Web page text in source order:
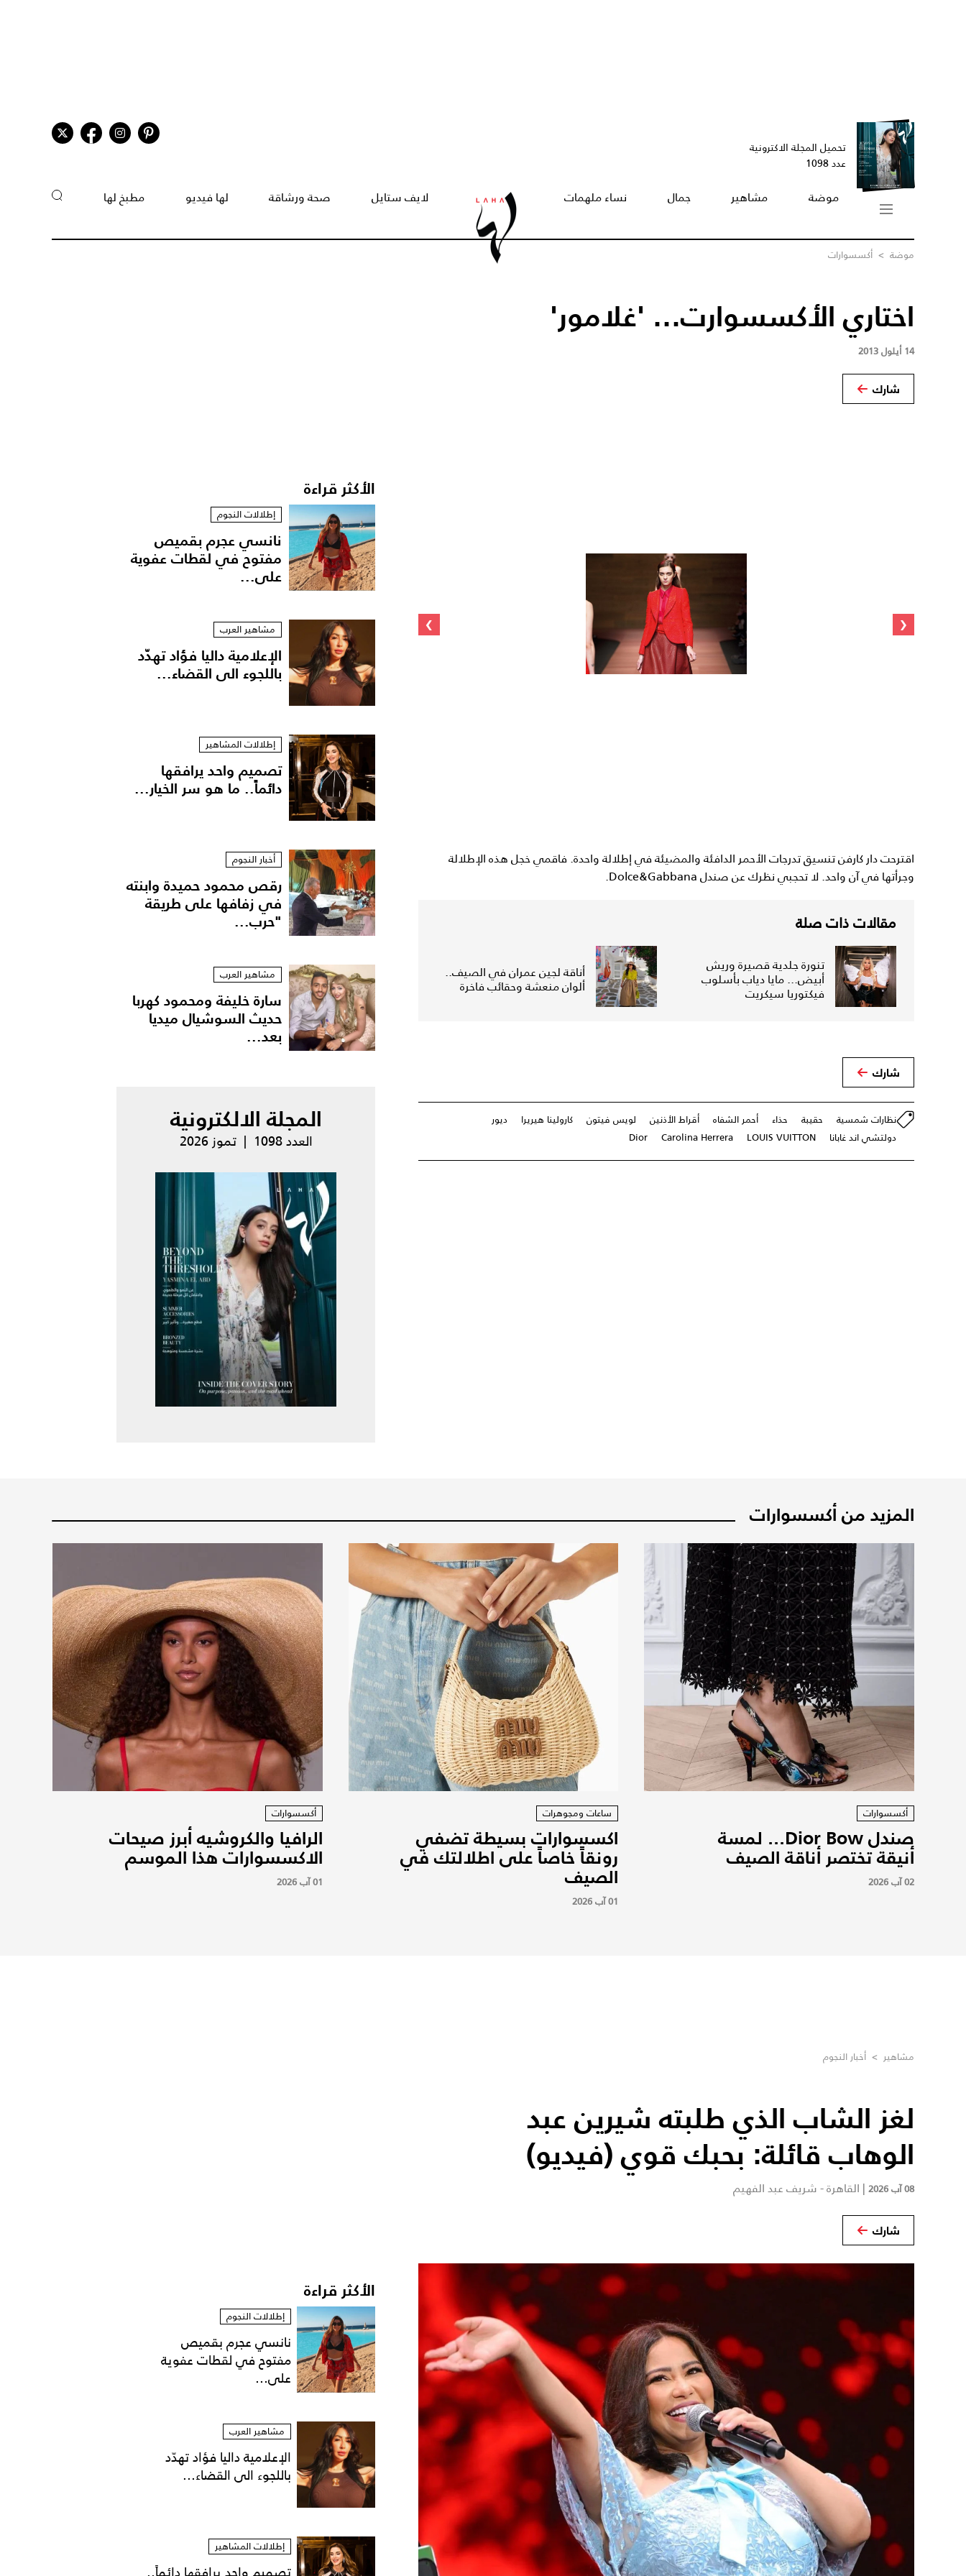
تحميل المجلة الاكترونية
عدد 1098
موضة مشاهير جمال نساء ملهمات لايف ستايل صحة ورشاقة لها فيديو مطبخ لها
موضة > أكسسوارات
اختاري الأكسسوارت... 'غلامور'
14 أيلول 2013
شارك
‹
›
اقترحت دار كارفن تنسيق تدرجات الأحمر الدافئة والمضيئة في إطلالة واحدة. فاقمي خجل هذه الإطلالة
وجرأتها في آن واحد. لا تحجبي نظرك عن صندل Dolce&Gabbana.
مقالات ذات صلة
تنورة جلدية قصيرة وريش
أبيض... مايا دياب بأسلوب
فيكتوريا سيكريت
أناقة لجين عمران في الصيف..
ألوان منعشة وحقائب فاخرة
شارك
نظارات شمسية حقيبة حذاء أحمر الشفاه أقراط الأذنين لويس فيتون كارولينا هيريرا
ديور
دولتشي اند غابانا
LOUIS VUITTON
Carolina Herrera
Dior
الأكثر قراءة
إطلالات النجوم
نانسي عجرم بقميص
مفتوح في لقطات عفوية
على...
مشاهير العرب
الإعلامية داليا فؤاد تهدّد
باللجوء الى القضاء...
إطلالات المشاهير
تصميم واحد يرافقها
دائماً.. ما هو سر الخيار...
أخبار النجوم
رقص محمود حميدة وابنته
في زفافها على طريقة
"حرب...
مشاهير العرب
سارة خليفة ومحمود كهربا
حديث السوشيال ميديا
بعد...
المجلة الالكترونية
العدد 1098 | تموز 2026
المزيد من أكسسوارات
أكسسوارات
صندل Dior Bow... لمسة
أنيقة تختصر أناقة الصيف
02 آب 2026
ساعات ومجوهرات
اكسسوارات بسيطة تضفي
رونقاً خاصاً على اطلالتك في
الصيف
01 آب 2026
أكسسوارات
الرافيا والكروشيه أبرز صيحات
الاكسسوارات هذا الموسم
01 آب 2026
مشاهير > أخبار النجوم
لغز الشاب الذي طلبته شيرين عبد
الوهاب قائلة: بحبك قوي (فيديو)
08 آب 2026 | القاهرة - شريف عبد الفهيم
شارك
الأكثر قراءة
إطلالات النجوم
نانسي عجرم بقميص
مفتوح في لقطات عفوية
على...
مشاهير العرب
الإعلامية داليا فؤاد تهدّد
باللجوء الى القضاء...
إطلالات المشاهير